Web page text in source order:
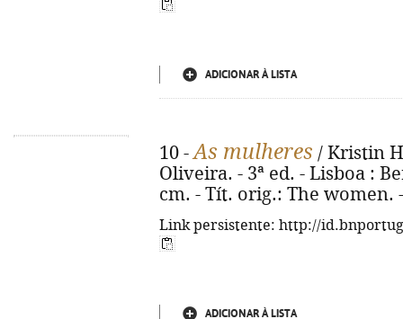
ADICIONAR À LISTA
10 -As mulheres / Kristin
Oliveira. - 3ª ed. - Lisboa :
cm. - Tít. orig.: The women.
Link persistente: http://
ADICIONAR À LISTA